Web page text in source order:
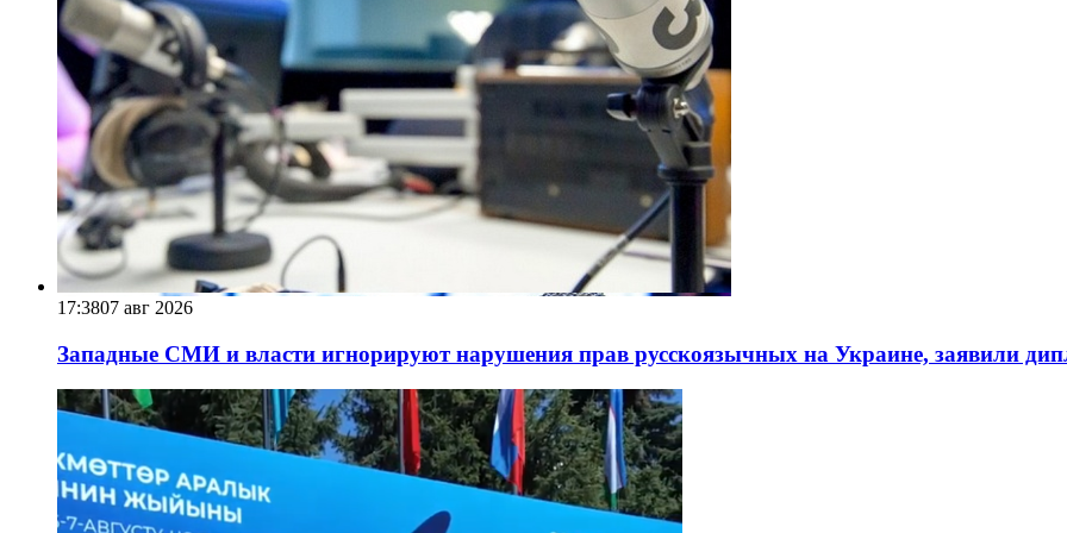
17:3807 авг 2026
Западные СМИ и власти игнорируют нарушения прав русскоязычных на Украине, заявили